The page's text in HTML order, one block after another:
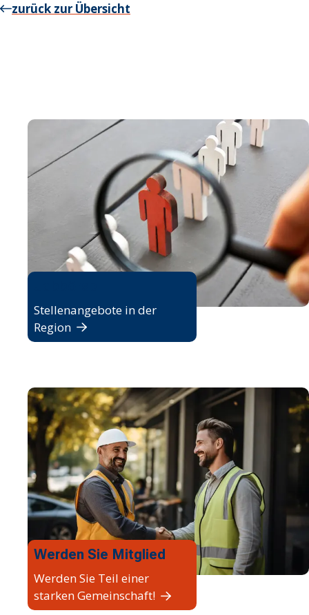
zurück zur Übersicht
Stellenangebote in der
Region
Werden Sie Mitglied
Werden Sie Teil einer
starken Gemeinschaft!